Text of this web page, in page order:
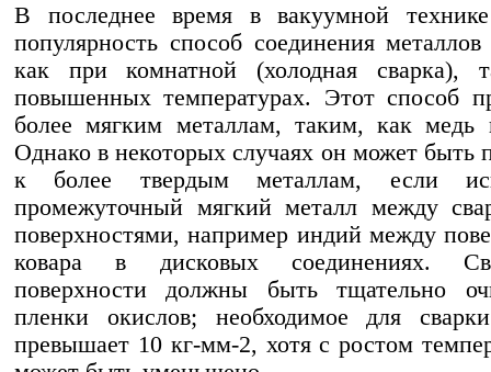
В последнее время в вакуумной
популярность способ соединения металлов
как при комнатной (холодная сварка),
повышенных температурах. Этот способ
более мягким металлам, таким, как медь
Однако в некоторых случаях он может быть
к более твердым металлам, если
промежуточный мягкий металл между
поверхностями, например индий между
ковара в дисковых соединениях.
поверхности должны быть тщательно
пленки окислов; необходимое для
превышает 10 кг-мм-2, хотя с ростом